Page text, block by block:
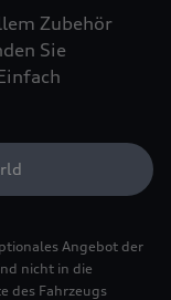
Zubehör
Sie
Angebot der
nicht in die
des Fahrzeugs